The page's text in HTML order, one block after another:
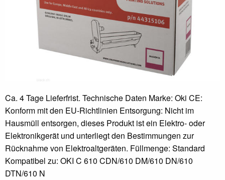
Ca. 4 Tage Lieferfrist. Technische Daten Marke: Oki CE:
Konform mit den EU-Richtlinien Entsorgung: Nicht im
Hausmüll entsorgen, dieses Produkt ist ein Elektro- oder
Elektronikgerät und unterliegt den Bestimmungen zur
Rücknahme von Elektroaltgeräten. Füllmenge: Standard
Kompatibel zu: OKI C 610 CDN/610 DM/610 DN/610
DTN/610 N